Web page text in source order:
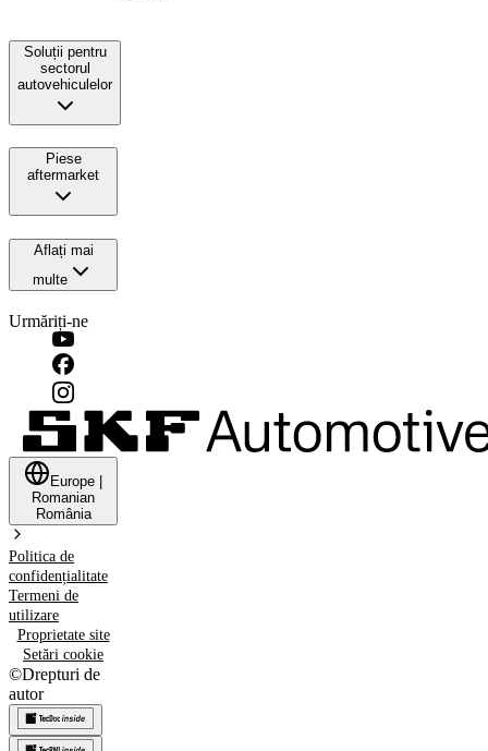
Soluții pentru
sectorul
autovehiculelor
Piese
aftermarket
Aflați mai
multe
Urmăriți-ne
Europe
Romanian
România
Politica de
confidențialitate
Termeni de
utilizare
Proprietate site
Setări cookie
©Drepturi de
autor